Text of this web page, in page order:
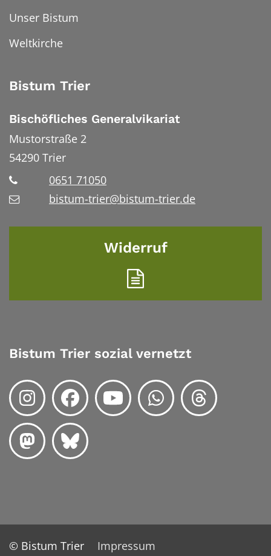
Unser Bistum
Weltkirche
Bistum Trier
Bischöfliches Generalvikariat
Mustorstraße 2
54290 Trier
0651 71050
bistum-trier@bistum-trier.de
Widerruf
Bistum Trier sozial vernetzt
© Bistum Trier
Impressum